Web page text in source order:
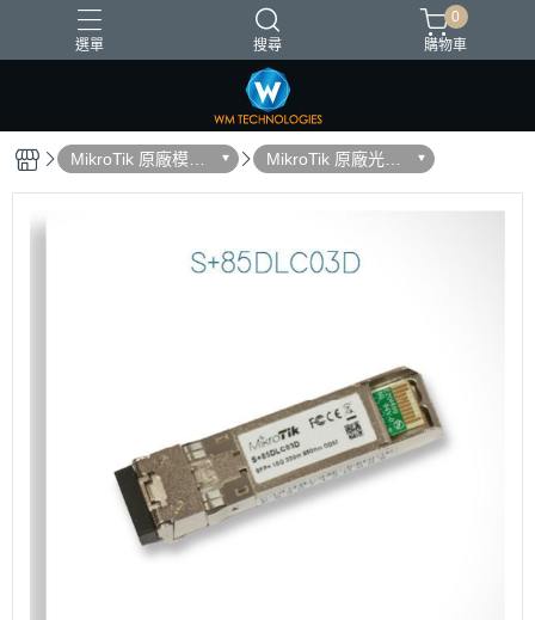
選單 搜尋
台灣製造
0
購物車
MikroTik 原廠模組
與配件
MikroTik 原廠光纖
模組SFP/QSFP